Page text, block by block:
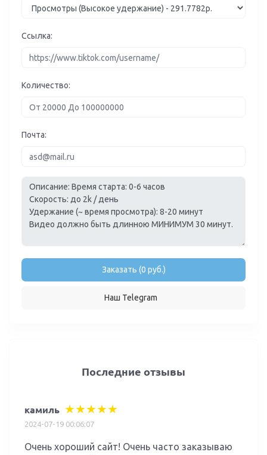
Ссылка:
Количество:
Почта:
Заказать (0 руб.)
Наш Telegram
Последние отзывы
камиль
2024-07-19 00:06:07
Очень хороший сайт! Очень часто заказываю